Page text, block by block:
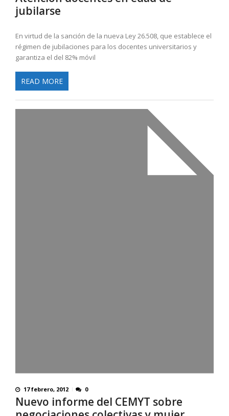
jubilarse
En virtud de la sanción de la nueva Ley 26.508, que establece el
régimen de jubilaciones para los docentes universitarios y
garantiza el del 82% móvil
READ MORE
17 febrero, 2012 0
Nuevo informe del CEMYT sobre